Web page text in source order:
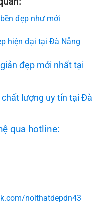
đẹp như mới
hiện đại tại Đà Nẵng
đẹp mới nhất tại
lượng uy tín tại Đà
qua hotline:
noithatdepdn43